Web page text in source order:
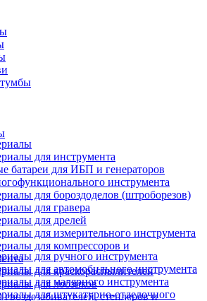
для инструмента
батареи для ИБП и генераторов
инструмента
для бороздоделов (штроборезов)
для гравера
для дрелей
для измерительного инструмента
для компрессоров и
для краскораспылителей
для лобзиков
степлеров и
для ручного инструмента
для автомобильного инструмента
для малярного инструмента
для штукатурно-отделочного